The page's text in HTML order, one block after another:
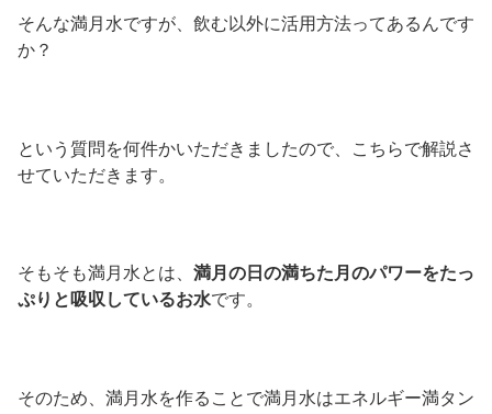
そんな満月水ですが、飲む以外に活用方法ってあるんです
か？
という質問を何件かいただきましたので、こちらで解説さ
せていただきます。
そもそも満月水とは、 満月の日の満ちた月のパワーをたっ
ぷりと吸収しているお水です。
そのため、満月水を作ることで満月水はエネルギー満タン